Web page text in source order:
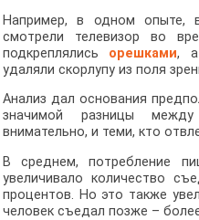
Например, в одном опыте,
смотрели телевизор во
подкреплялись орешками, а
удаляли скорлупу из поля
Анализ дал основания
значимой разницы
внимательно, и теми, кто
В среднем, потребление
увеличивало количество
процентов. Но это также
человек съедал позже –